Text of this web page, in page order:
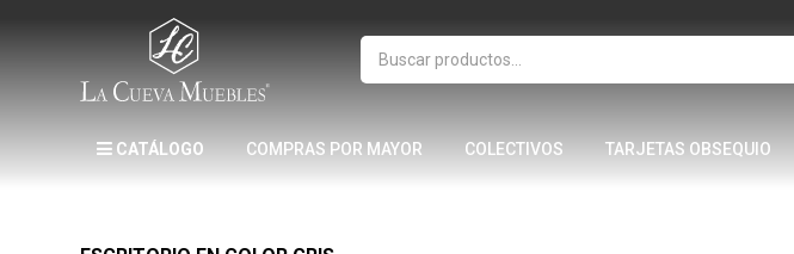
CATÁLOGO COMPRAS POR MAYOR COLECTIVOS TARJETAS OBSEQUIO